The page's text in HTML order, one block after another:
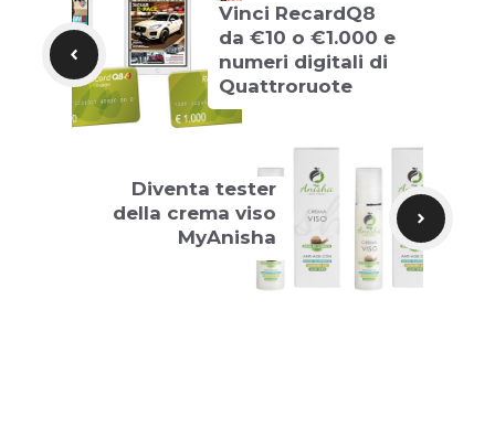
Vinci RecardQ8
da €10 o €1.000 e
numeri digitali di
Quattroruote
Diventa tester
della crema viso
MyAnisha